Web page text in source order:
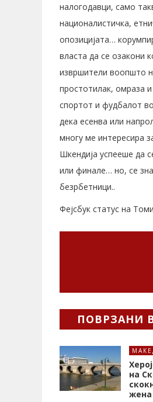
налогодавци, само
националистичка,
опозицијата…
власта да се озакони
извршители воопшто
простотилак, омраза
спортот и фудбалот
дека есенва или
многу ме интересира
Шкендија успееше да
или финале… но, се
безрбетници..
Фејсбук статус на
ПОВРЗАНИ
на
жена